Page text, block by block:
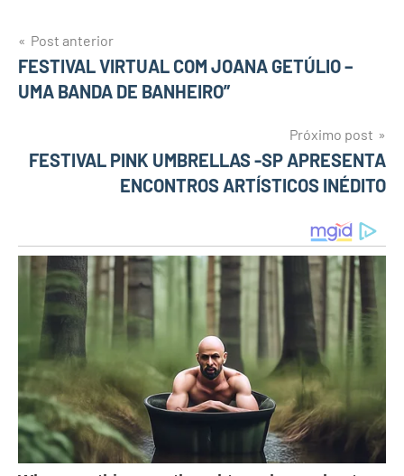
Navegação
de
Post anterior
FESTIVAL VIRTUAL COM JOANA GETÚLIO –
UMA BANDA DE BANHEIRO”
Próximo post
FESTIVAL PINK UMBRELLAS -SP APRESENTA
ENCONTROS ARTÍSTICOS INÉDITO